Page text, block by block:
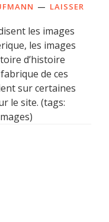
LAISSER
les images
les images
d’histoire
de ces
sur certaines
le site. (tags: